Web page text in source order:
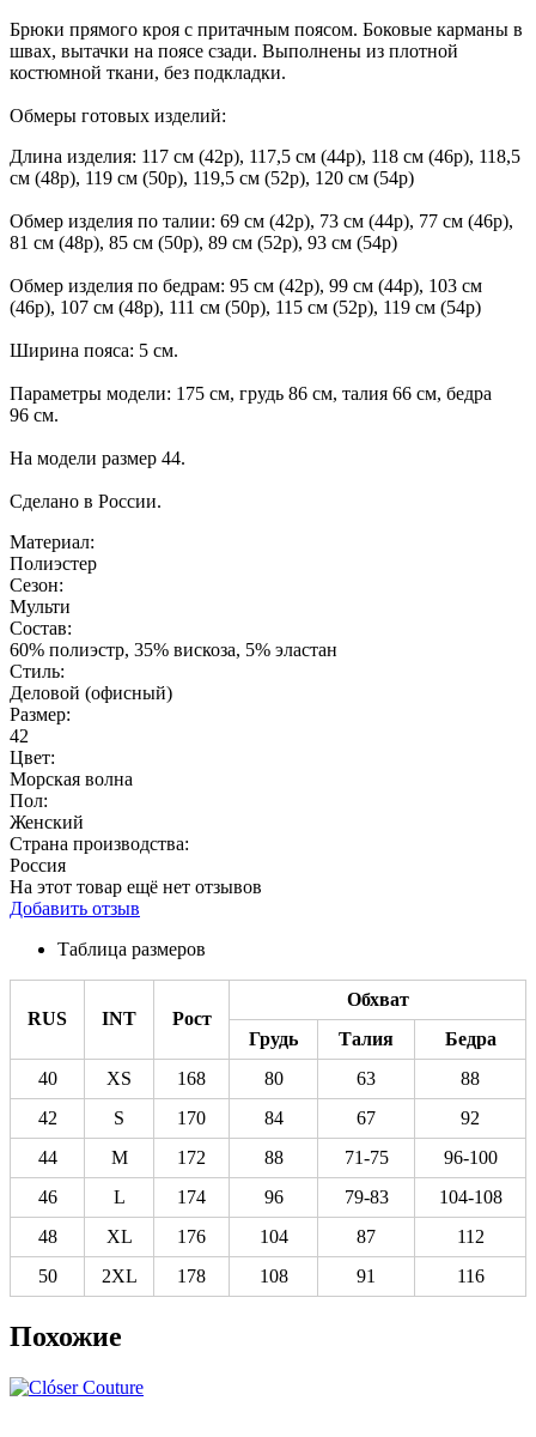
Брюки прямого кроя с притачным поясом. Боковые карманы в
швах, вытачки на поясе сзади. Выполнены из плотной
костюмной ткани, без подкладки.
Обмеры готовых изделий:
Длина изделия: 117 см (42р), 117,5 см (44р), 118 см (46р), 118,5
см (48р), 119 см (50р), 119,5 см (52р), 120 см (54р)
Обмер изделия по талии: 69 см (42р), 73 см (44р), 77 см (46р),
81 см (48р), 85 см (50р), 89 см (52р), 93 см (54р)
Обмер изделия по бедрам: 95 см (42р), 99 см (44р), 103 см
(46р), 107 см (48р), 111 см (50р), 115 см (52р), 119 см (54р)
Ширина пояса: 5 см.
Параметры модели: 175 см, грудь 86 см, талия 66 см, бедра
96 см.
На модели размер 44.
Сделано в России.
Материал:
Полиэстер
Сезон:
Мульти
Состав:
60% полиэстр, 35% вискоза, 5% эластан
Стиль:
Деловой (офисный)
Размер:
42
Цвет:
Морская волна
Пол:
Женский
Страна производства:
Россия
На этот товар ещё нет отзывов
Добавить отзыв
Таблица размеров
RUS INT Рост
Обхват
Грудь
Талия
Бедра
40
XS 168 80 63
88
42
S 170 84 67
92
44
M 172 88 71-75
96-100
46
L 174 96 79-83
104-108
48
XL 176 104 87
112
50
2XL 178 108 91 116
Похожие